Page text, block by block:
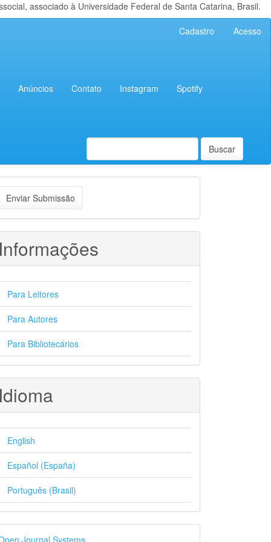
associado à Universidade Federal de Santa Catarina, Brasil.
Cadastro Acesso
Anúncios Contato Instagram Spotify
Buscar
Enviar Submissão
Para Leitores
Para Autores
Para Bibliotecários
English
Español (España)
Português (Brasil)
Journal Systems